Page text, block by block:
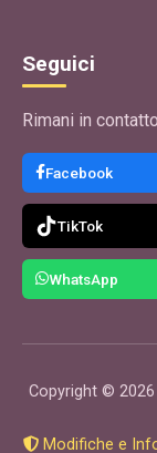
Applicazione
battesimi,
calcolare
e altro.
Seguici
Rimani in
Facebook
TikTok
WhatsApp
Copyright © 2026
Modifiche e